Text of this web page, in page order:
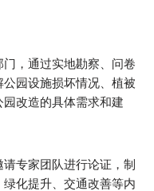
门，通过实地勘察、问卷
园设施损坏情况、植被
改造的具体需求和建
请专家团队进行论证，制
化提升、交通改善等内